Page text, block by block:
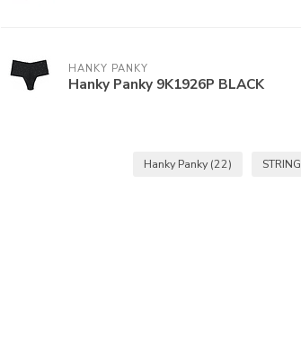
HANKY PANKY
Hanky Panky 9K1926P BLACK
Hanky Panky(22) STRING